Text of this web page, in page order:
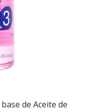
de Aceite de